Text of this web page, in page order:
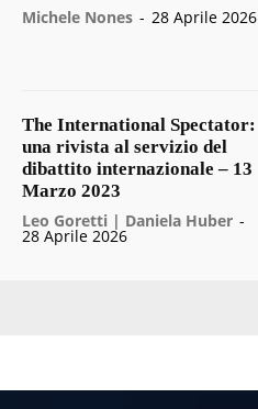
Michele Nones - 28 Aprile 2026
The International Spectator:
una rivista al servizio del
dibattito internazionale – 13
Marzo 2023
Leo Goretti | Daniela Huber -
28 Aprile 2026